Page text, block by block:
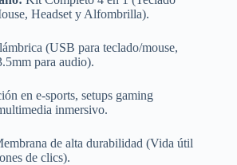
Headset y Alfombrilla).
(USB para teclado/mouse,
para audio).
en e-sports, setups gaming
inmersivo.
de alta durabilidad (Vida útil
de clics).